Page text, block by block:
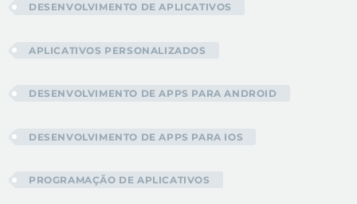
DESENVOLVIMENTO DE APLICATIVOS
APLICATIVOS PERSONALIZADOS
DESENVOLVIMENTO DE APPS PARA ANDROID
DESENVOLVIMENTO DE APPS PARA IOS
PROGRAMAÇÃO DE APLICATIVOS